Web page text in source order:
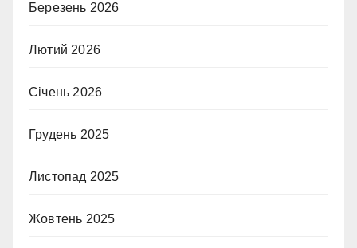
Березень 2026
Лютий 2026
Січень 2026
Грудень 2025
Листопад 2025
Жовтень 2025